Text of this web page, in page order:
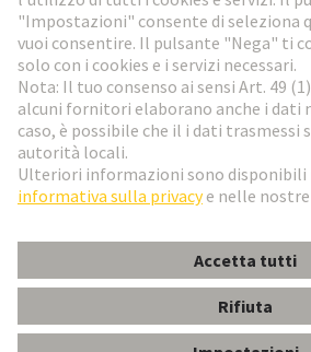
Social Media
Svizzera Italiano
© HARTING Technology Group
ImprintInformativa sulla privacy